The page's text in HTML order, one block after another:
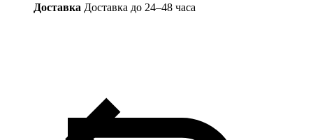
Доставка Доставка до 24–48 часа